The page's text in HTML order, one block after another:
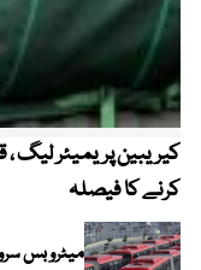
کرنے کا فیصلہ